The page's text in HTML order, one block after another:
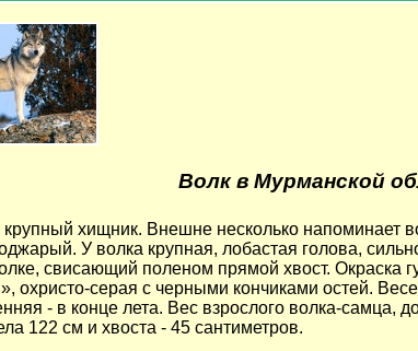
Волк в Мурманской
крупный хищник. Внешне несколько напоминает
У волка крупная, лобастая голова,
свисающий поленом прямой хвост. Окраска
охристо-серая с черными кончиками остей.
- в конце лета. Вес взрослого волка-самца,
122 см и хвоста - 45 сантиметров.